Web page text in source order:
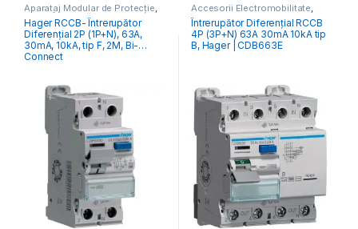
Aparataj Modular de Protecție,
RCCB Întrerupătoare Diferențiale
Hager RCCB- Întrerupător
Diferențial 2P (1P+N), 63A,
30mA, 10kA, tip F, 2M, Bi-
Connect
Accesorii Electromobilitate,
Aparataj Modular de Protecție,
Monitorizare & Control PV,
RCCB Întrerupătoare Diferențiale
Întrerupător Diferențial RCCB
4P (3P+N) 63A 30mA 10kA tip
B, Hager | CDB663E